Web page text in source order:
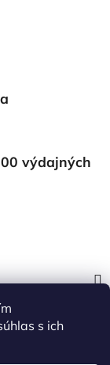
s ich
výdajných